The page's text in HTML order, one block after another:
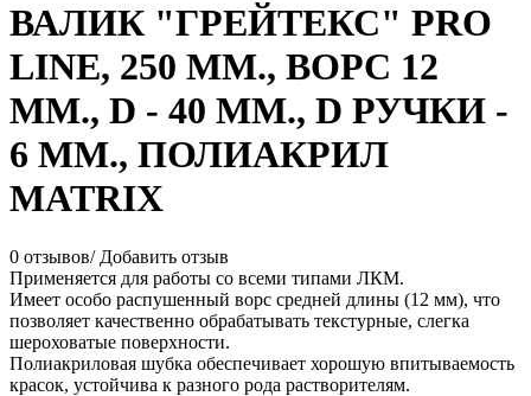
ВАЛИК "ГРЕЙТЕКС" PRO
LINE, 250 ММ., ВОРС 12
ММ., D - 40 ММ., D РУЧКИ -
6 ММ., ПОЛИАКРИЛ
MATRIX
0 отзывов/ Добавить отзыв
Применяется для работы со всеми типами ЛКМ.
Имеет особо распушенный ворс средней длины (12 мм), что
позволяет качественно обрабатывать текстурные, слегка
шероховатые поверхности.
Полиакриловая шубка обеспечивает хорошую впитываемость
красок, устойчива к разного рода растворителям.